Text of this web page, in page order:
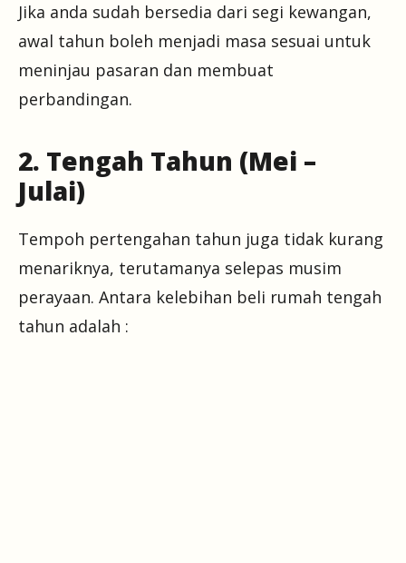
Jika anda sudah bersedia dari segi kewangan,
awal tahun boleh menjadi masa sesuai untuk
meninjau pasaran dan membuat
perbandingan.
2. Tengah Tahun (Mei –
Julai)
Tempoh pertengahan tahun juga tidak kurang
menariknya, terutamanya selepas musim
perayaan. Antara kelebihan beli rumah tengah
tahun adalah :